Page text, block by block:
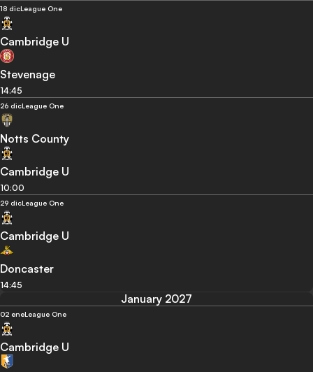
18 dicLeague One
Cambridge U
Stevenage
14:45
26 dicLeague One
Notts County
Cambridge U
10:00
29 dicLeague One
Cambridge U
Doncaster
14:45
January 2027
02 eneLeague One
Cambridge U